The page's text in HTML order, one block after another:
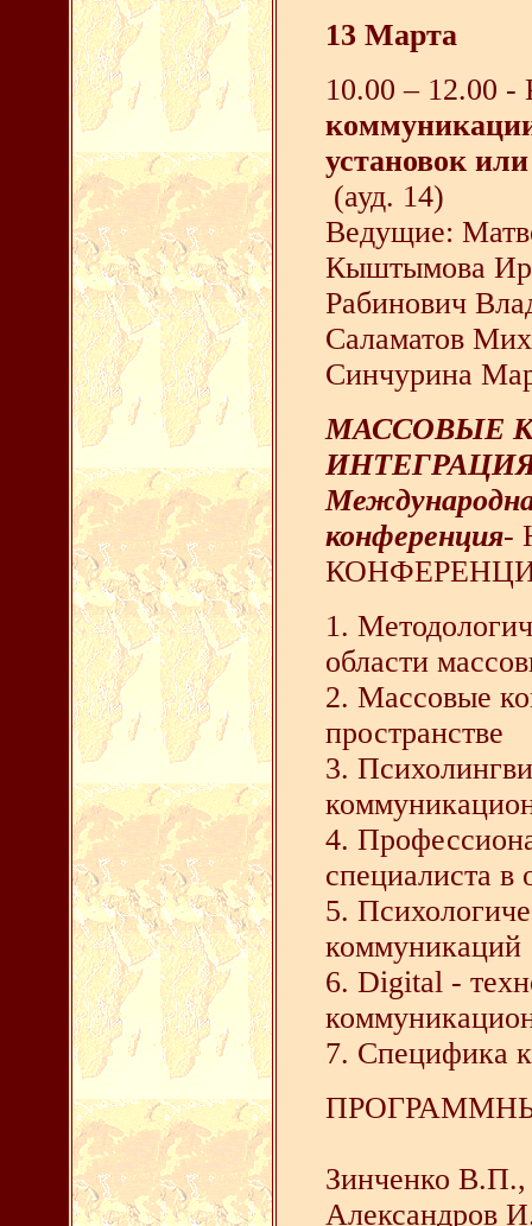
13 Марта
10.00 – 12.00
установок
(ауд. 14)
Ведущие:
Кыштымова
Рабинович
Саламатов
Синчурина
МАССОВЫЕ
конференция-
1.
области
2. Массовые
пространстве
3.
4.
специалиста в
5.
коммуникаций
6. Digital -
7. Специфика
Зинченко
Александров